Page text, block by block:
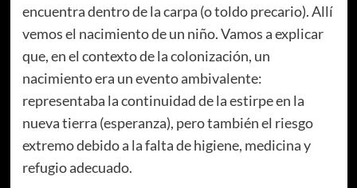
encuentra dentro de la carpa (o toldo precario). Allí
vemos el nacimiento de un niño. Vamos a explicar
que, en el contexto de la colonización, un
nacimiento era un evento ambivalente:
representaba la continuidad de la estirpe en la
nueva tierra (esperanza), pero también el riesgo
extremo debido a la falta de higiene, medicina y
refugio adecuado.